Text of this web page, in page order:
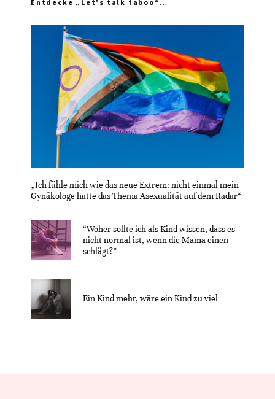
Entdecke „Let’s talk taboo“…
„Ich fühle mich wie das neue Extrem: nicht einmal mein
Gynäkologe hatte das Thema Asexualität auf dem Radar“
“Woher sollte ich als Kind wissen, dass es
nicht normal ist, wenn die Mama einen
schlägt?”
Ein Kind mehr, wäre ein Kind zu viel